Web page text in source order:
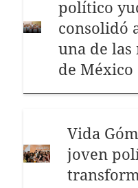
político
consolidó
una de las
de México
Vida
joven